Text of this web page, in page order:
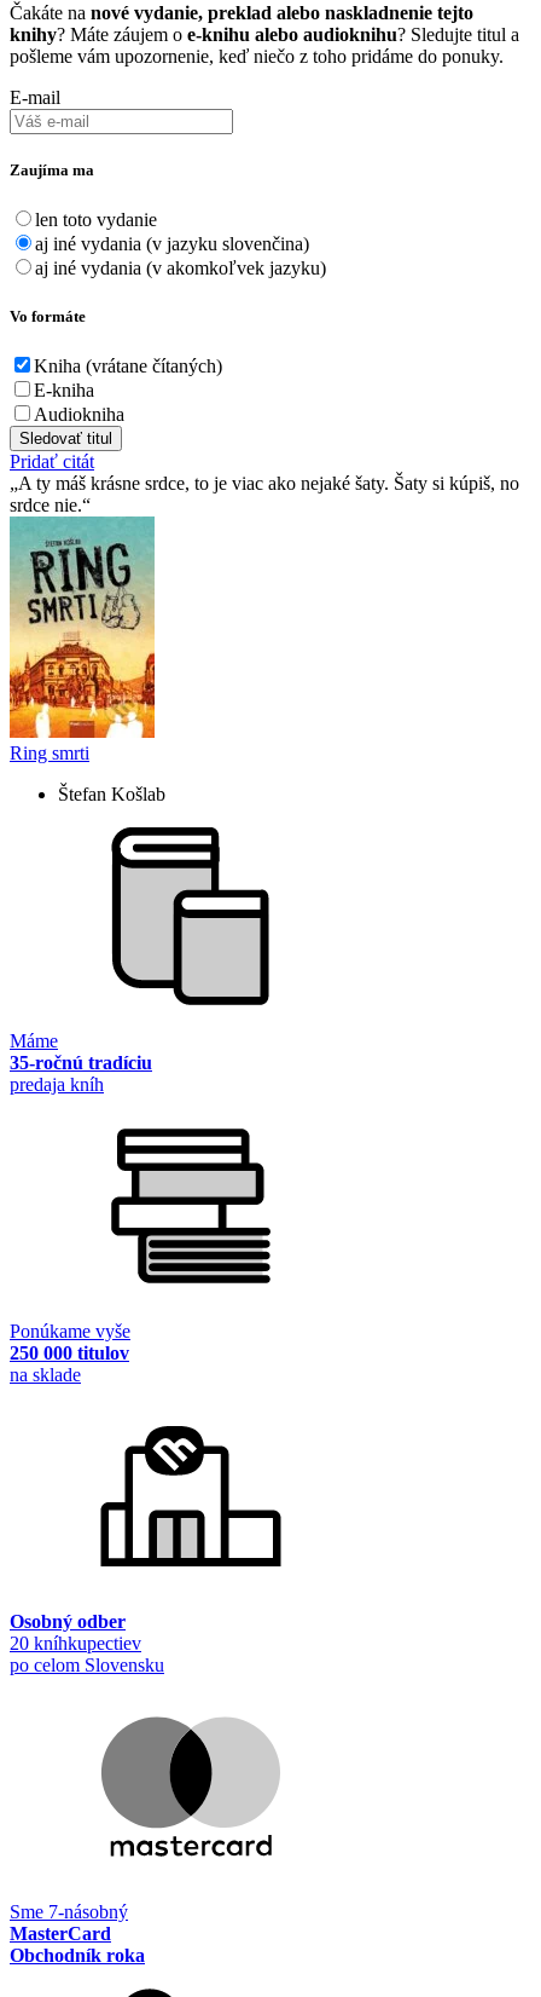
Čakáte na nové vydanie, preklad alebo naskladnenie tejto
knihy? Máte záujem o e-knihu alebo audioknihu? Sledujte titul a
pošleme vám upozornenie, keď niečo z toho pridáme do ponuky.
E-mail
Zaujíma ma
len toto vydanie
aj iné vydania (v jazyku slovenčina)
aj iné vydania (v akomkoľvek jazyku)
Vo formáte
Kniha (vrátane čítaných)
E-kniha
Audiokniha
Sledovať titul
Pridať citát
A ty máš krásne srdce, to je viac ako nejaké šaty. Šaty si kúpiš, no
srdce nie.
Ring smrti
Štefan Košlab
Máme
35-ročnú tradíciu
predaja kníh
Ponúkame vyše
250 000 titulov
na sklade
Osobný odber
20 kníhkupectiev
po celom Slovensku
Sme 7-násobný
MasterCard
Obchodník roka